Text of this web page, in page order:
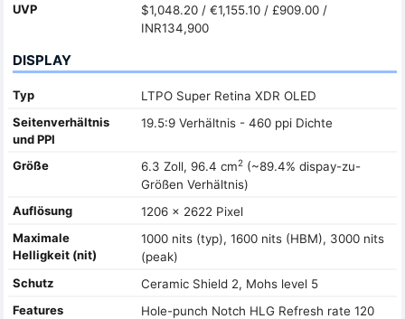
UVP
$1,048.20 / €1,155.10 / £909.00 /
INR134,900
DISPLAY
Typ
LTPO Super Retina XDR OLED
Seitenverhältnis
und PPI
19.5:9 Verhältnis - 460 ppi Dichte
Größe 6.3 Zoll, 96.4 cm2(~89.4% dispay-zu-
Größen Verhältnis)
Auflösung
1206 x 2622 Pixel
Maximale
Helligkeit (nit)
1000 nits (typ), 1600 nits (HBM), 3000 nits
(peak)
Schutz
Ceramic Shield 2, Mohs level 5
Features
Hole-punch Notch HLG Refresh rate 120